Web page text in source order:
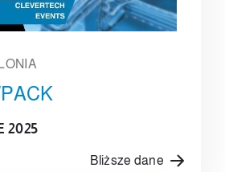
2025
Bliższe dane